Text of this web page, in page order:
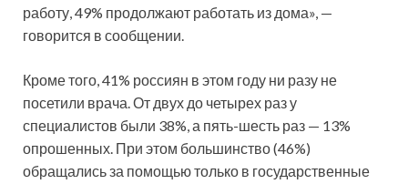
работу, 49% продолжают работать из дома», —
говорится в сообщении.
Кроме того, 41% россиян в этом году ни разу не
посетили врача. От двух до четырех раз у
специалистов были 38%, а пять-шесть раз — 13%
опрошенных. При этом большинство (46%)
обращались за помощью только в государственные